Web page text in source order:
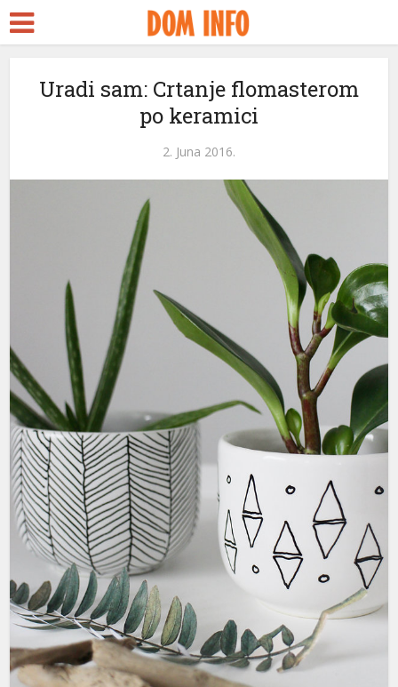
Uradi sam: Crtanje flomasterom
po keramici
2. Juna 2016.